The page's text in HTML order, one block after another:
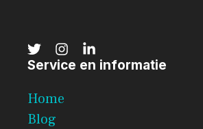
Service en informatie
Home
Blog